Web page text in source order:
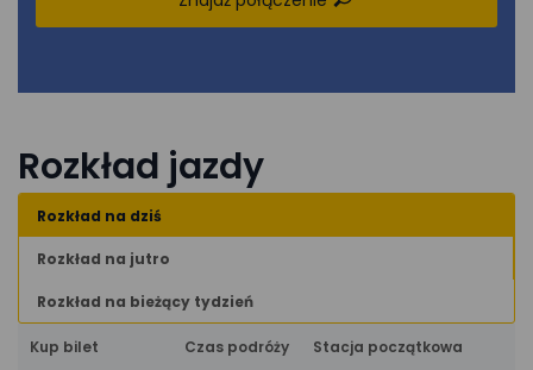
Rozkład jazdy
Rozkład na dziś
Rozkład na jutro
Rozkład na bieżący tydzień
Kup bilet Czas podróży Stacja początkowa